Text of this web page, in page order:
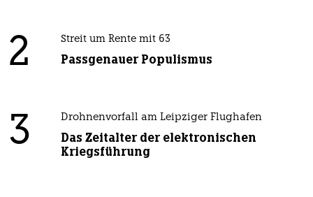
2 Streit um Rente mit 63
Passgenauer Populismus
3 Drohnenvorfall am Leipziger Flughafen
Das Zeitalter der elektronischen
Kriegsführung